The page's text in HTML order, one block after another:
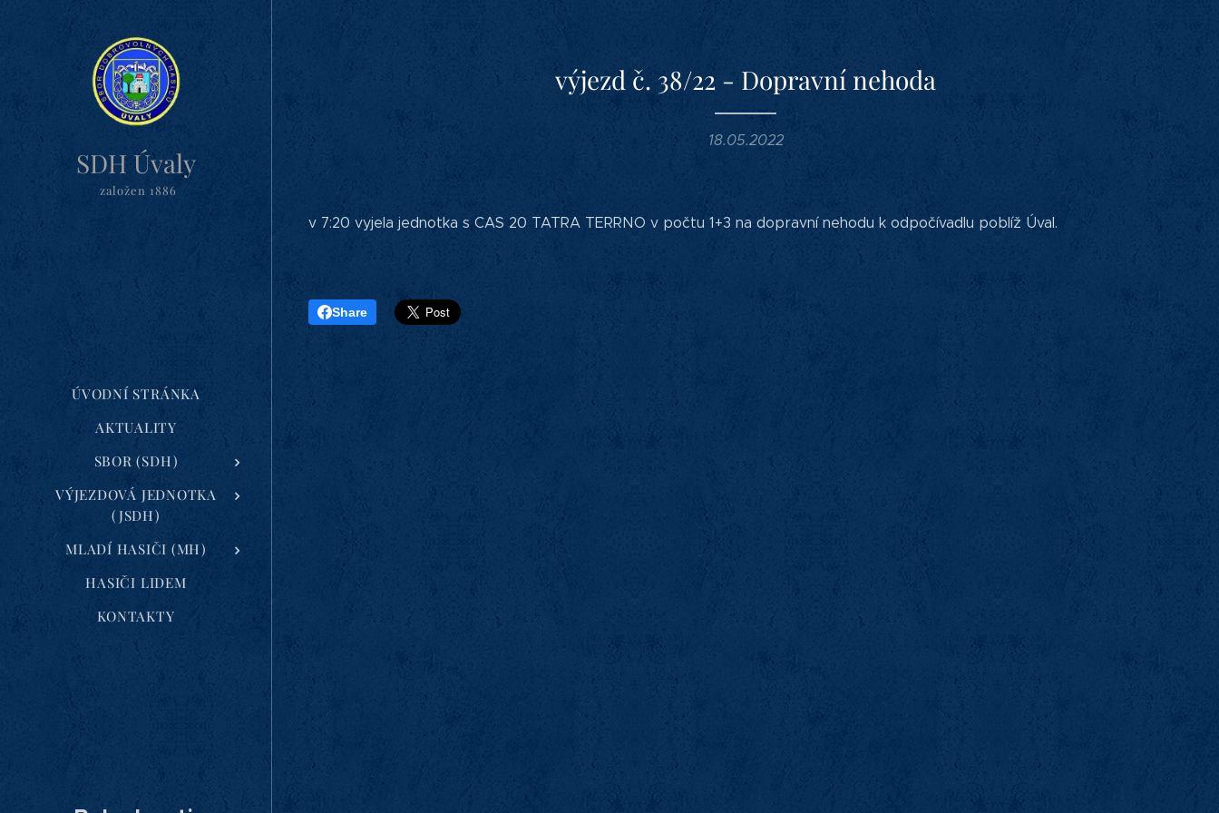
SDH Úvaly
založen 1886
ÚVODNÍ STRÁNKA
AKTUALITY
SBOR (SDH)
VÝJEZDOVÁ JEDNOTKA
(JSDH)
MLADÍ HASIČI (MH)
HASIČI LIDEM
KONTAKTY
výjezd č. 38/22 - Dopravní nehoda
18.05.2022
v 7:20 vyjela jednotka s CAS 20 TATRA TERRNO v počtu 1+3 na dopravní nehodu k odpočívadlu poblíž Úval.
Share